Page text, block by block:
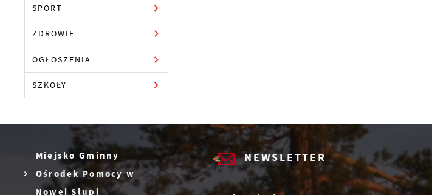
SPORT
ZDROWIE
OGŁOSZENIA
SZKOŁY
Miejsko Gminny
Ośrodek Pomocy w
Nowej Słupi
NEWSLETTER